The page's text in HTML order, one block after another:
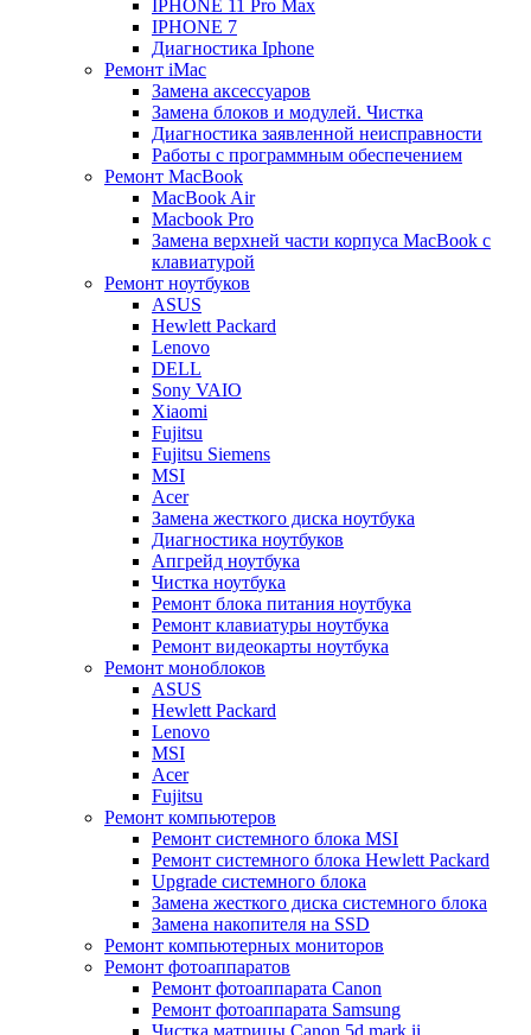
IPHONE 11 Pro Max
IPHONE 7
Диагностика Iphone
Ремонт iMac
Замена аксессуаров
Замена блоков и модулей. Чистка
Диагностика заявленной неисправности
Работы с программным обеспечением
Ремонт MacBook
MacBook Air
Macbook Pro
Замена верхней части корпуса MacBook с
клавиатурой
Ремонт ноутбуков
ASUS
Hewlett Packard
Lenovo
DELL
Sony VAIO
Xiaomi
Fujitsu
Fujitsu Siemens
MSI
Acer
Замена жесткого диска ноутбука
Диагностика ноутбуков
Апгрейд ноутбука
Чистка ноутбука
Ремонт блока питания ноутбука
Ремонт клавиатуры ноутбука
Ремонт видеокарты ноутбука
Ремонт моноблоков
ASUS
Hewlett Packard
Lenovo
MSI
Acer
Fujitsu
Ремонт компьютеров
Ремонт системного блока MSI
Ремонт системного блока Hewlett Packard
Upgrade системного блока
Замена жесткого диска системного блока
Замена накопителя на SSD
Ремонт компьютерных мониторов
Ремонт фотоаппаратов
Ремонт фотоаппарата Canon
Ремонт фотоаппарата Samsung
Чистка матрицы Canon 5d mark ii